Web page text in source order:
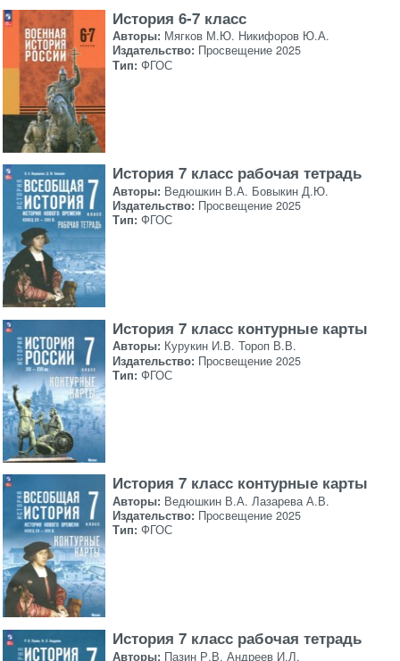
История 6-7 класс
Авторы: Мягков М.Ю. Никифоров Ю.А.
Издательство: Просвещение 2025
Тип: ФГОС
История 7 класс рабочая тетрадь
Авторы: Ведюшкин В.А. Бовыкин Д.Ю.
Издательство: Просвещение 2025
Тип: ФГОС
История 7 класс контурные карты
Авторы: Курукин И.В. Тороп В.В.
Издательство: Просвещение 2025
Тип: ФГОС
История 7 класс контурные карты
Авторы: Ведюшкин В.А. Лазарева А.В.
Издательство: Просвещение 2025
Тип: ФГОС
История 7 класс рабочая тетрадь
Авторы: Пазин Р.В. Андреев И.Л.